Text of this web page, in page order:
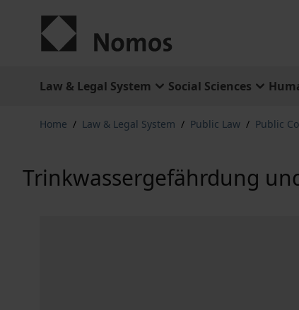
Law & Legal System Social Sciences
Home / Law & Legal System / Public Law / Public
Trinkwassergefährdung